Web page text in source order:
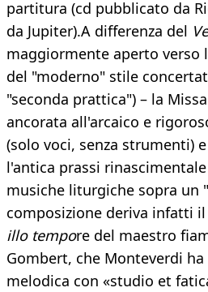
partitura (cd pubblicato da
da Jupiter).A differenza del
maggiormente aperto verso
del "moderno" stile
"seconda prattica") – la
ancorata all'arcaico e
(solo voci, senza strumenti)
l'antica prassi
musiche liturgiche sopra un
composizione deriva infatti
illo tempore del maestro
Gombert, che Monteverdi
melodica con «studio et